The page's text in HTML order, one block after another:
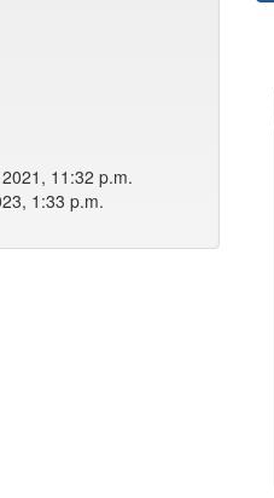
11:32 p.m.
1:33 p.m.